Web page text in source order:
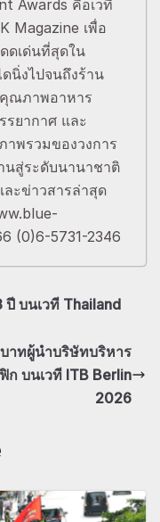
Awards คือเวที
Magazine เพื่อ
ดเด่นที่สุดใน
นิ่งไปจนถึงร้าน
ณภาพอาหาร
รยากาศ และ
พรวมของวงการ
นสู่ระดับนานาชาติ
ะข่าวสารล่าสุด
(0)6-5731-2346
ปี บนเวที Thailand
าทผู้นำบริษัทบริหาร
ก บนเวที ITB Berlin
2026